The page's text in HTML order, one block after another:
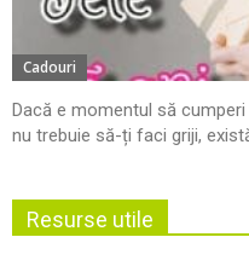
Cadouri
Dacă e momentul să
nu trebuie să-ți faci griji,
Resurse utile